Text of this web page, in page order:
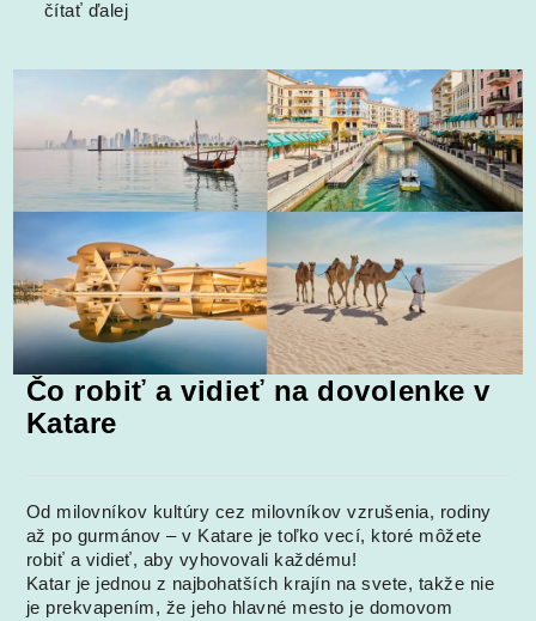
čítať ďalej
Čo robiť a vidieť na dovolenke v
Katare
Od milovníkov kultúry cez milovníkov vzrušenia, rodiny
až po gurmánov – v Katare je toľko vecí, ktoré môžete
robiť a vidieť, aby vyhovovali každému!
Katar je jednou z najbohatších krajín na svete, takže nie
je prekvapením, že jeho hlavné mesto je domovom